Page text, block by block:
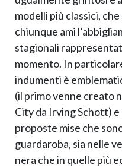
modelli più classici,
chiunque ami
stagionali
momento. In
indumenti è
(il primo venne creato
City da Irving Schott)
proposte mise che
guardaroba, sia nelle
nera che in quelle più